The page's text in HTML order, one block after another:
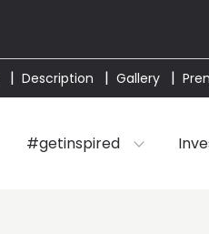
Description Gallery
#getinspired